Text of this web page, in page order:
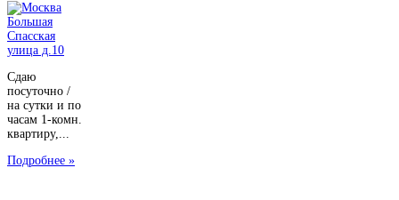
Сдаю
посуточно /
на сутки и по
часам 1-комн.
квартиру,...
Подробнее »